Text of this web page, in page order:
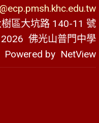
區大坑路 140-11 號
佛光山普門中學
by NetView